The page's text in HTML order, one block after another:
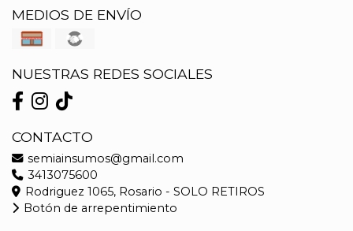
MEDIOS DE ENVÍO
NUESTRAS REDES SOCIALES
CONTACTO
semiainsumos@gmail.com
3413075600
Rodriguez 1065, Rosario - SOLO RETIROS
Botón de arrepentimiento